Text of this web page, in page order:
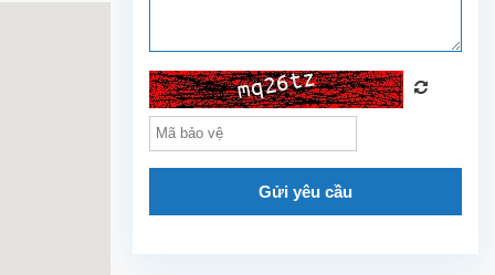
Gửi yêu cầu